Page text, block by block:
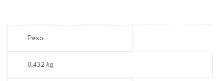
Peso
0,432 kg